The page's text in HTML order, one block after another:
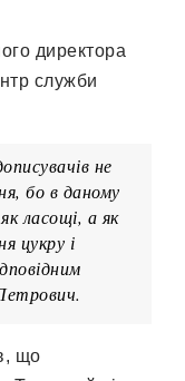
директора
служби
не
бо в даному
ласощі, а як
цукру і
що